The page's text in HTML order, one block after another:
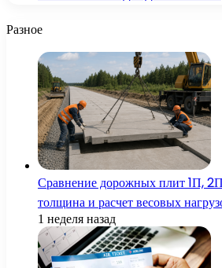
Разное
Сравнение дорожных плит 1П,
толщина и расчет весовых
1 неделя назад